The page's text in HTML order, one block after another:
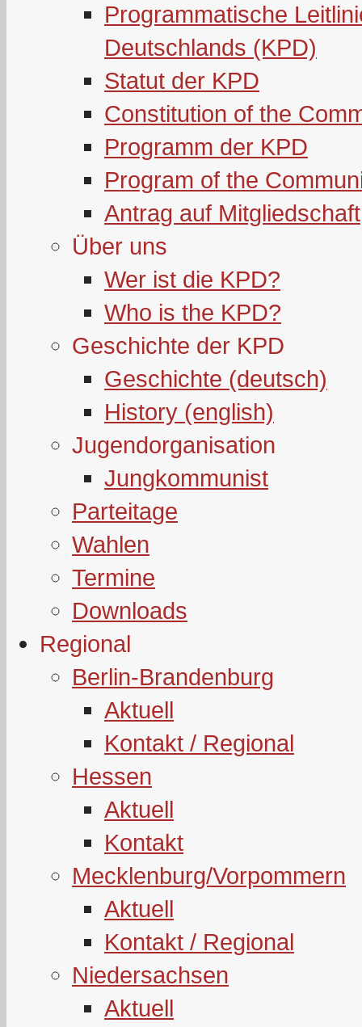
Programmatische
Deutschlands (KPD)
Statut der KPD
Constitution of the
Programm der KPD
Program of the
Antrag auf Mitgliedschaft
Über uns
Wer ist die KPD?
Who is the KPD?
Geschichte der KPD
Geschichte (deutsch)
History (english)
Jugendorganisation
Jungkommunist
Parteitage
Wahlen
Termine
Downloads
Regional
Berlin-Brandenburg
Aktuell
Kontakt / Regional
Hessen
Aktuell
Kontakt
Mecklenburg/Vorpommern
Aktuell
Kontakt / Regional
Niedersachsen
Aktuell